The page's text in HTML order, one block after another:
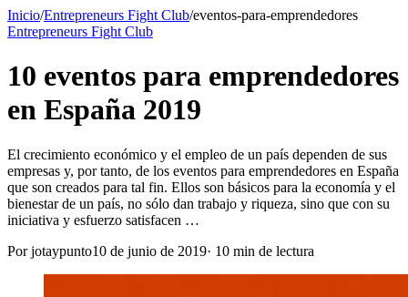
Inicio/Entrepreneurs Fight Club/eventos-para-emprendedores
Entrepreneurs Fight Club
10 eventos para emprendedores
en España 2019
El crecimiento económico y el empleo de un país dependen de sus
empresas y, por tanto, de los eventos para emprendedores en España
que son creados para tal fin. Ellos son básicos para la economía y el
bienestar de un país, no sólo dan trabajo y riqueza, sino que con su
iniciativa y esfuerzo satisfacen …
Porjotaypunto10 de junio de 2019· 10 min de lectura